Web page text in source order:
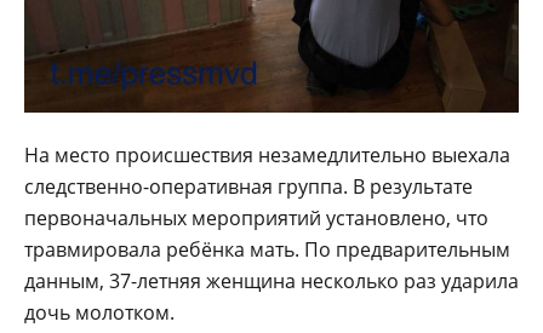
На место происшествия незамедлительно выехала
следственно-оперативная группа. В результате
первоначальных мероприятий установлено, что
травмировала ребёнка мать. По предварительным
данным, 37-летняя женщина несколько раз ударила
дочь молотком.